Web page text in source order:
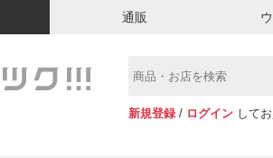
通販
新規登録 / ログイン して